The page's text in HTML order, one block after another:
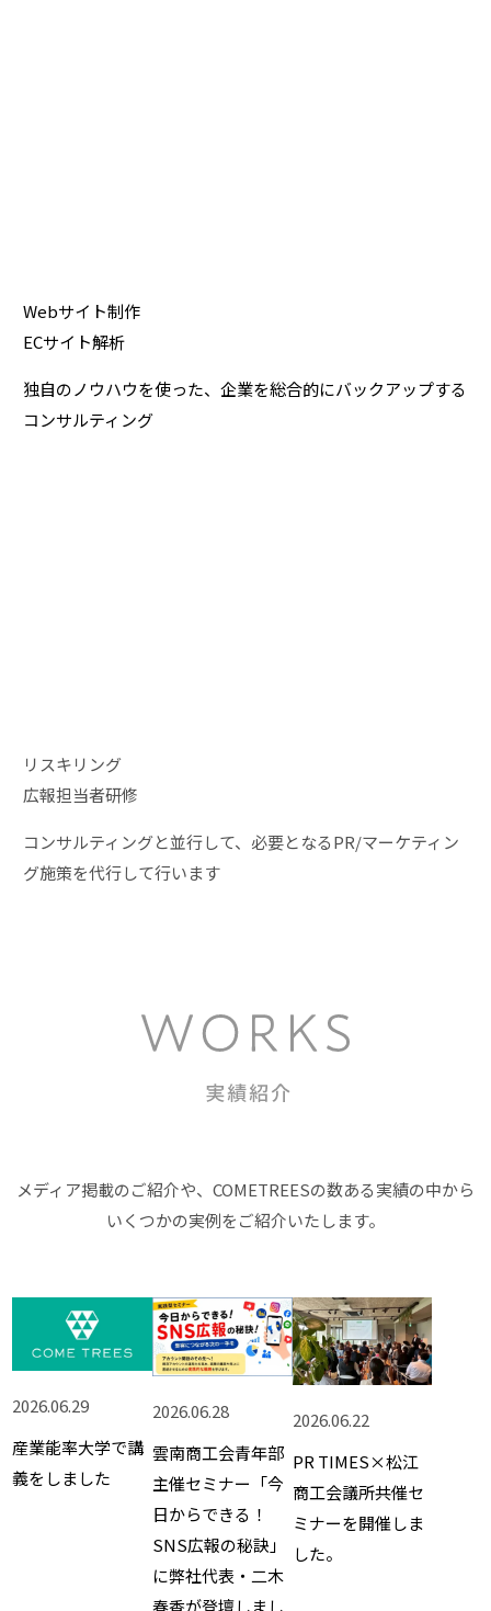
Webサイト制作
ECサイト解析
独自のノウハウを使った、企業を総合的にバックアップする
コンサルティング
リスキリング
広報担当者研修
コンサルティングと並行して、 必要となるPR/マーケティン
グ施策を代行して行います
メディア掲載のご紹介や、COMETREESの数ある実績の中から
いくつかの実例をご紹介いたします。
2026.06.29
産業能率大学で講
義をしました
2026.06.28
雲南商工会青年部
主催セミナー「今
日からできる！
SNS広報の秘訣」
に弊社代表・二木
2026.06.22
PR TIMES×松江
商工会議所共催セ
ミナーを開催しま
した。